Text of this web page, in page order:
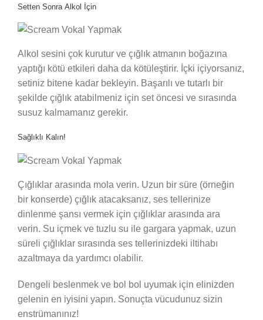
Setten Sonra Alkol İçin
Alkol sesini çok kurutur ve çığlık atmanın boğazına
yaptığı kötü etkileri daha da kötüleştirir. İçki içiyorsanız,
setiniz bitene kadar bekleyin. Başarılı ve tutarlı bir
şekilde çığlık atabilmeniz için set öncesi ve sırasında
susuz kalmamanız gerekir.
Sağlıklı Kalın!
Çığlıklar arasında mola verin. Uzun bir süre (örneğin
bir konserde) çığlık atacaksanız, ses tellerinize
dinlenme şansı vermek için çığlıklar arasında ara
verin. Su içmek ve tuzlu su ile gargara yapmak, uzun
süreli çığlıklar sırasında ses tellerinizdeki iltihabı
azaltmaya da yardımcı olabilir.
Dengeli beslenmek ve bol bol uyumak için elinizden
gelenin en iyisini yapın. Sonuçta vücudunuz sizin
enstrümanınız!